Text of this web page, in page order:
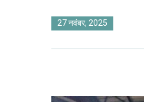
27 नवंबर, 2025